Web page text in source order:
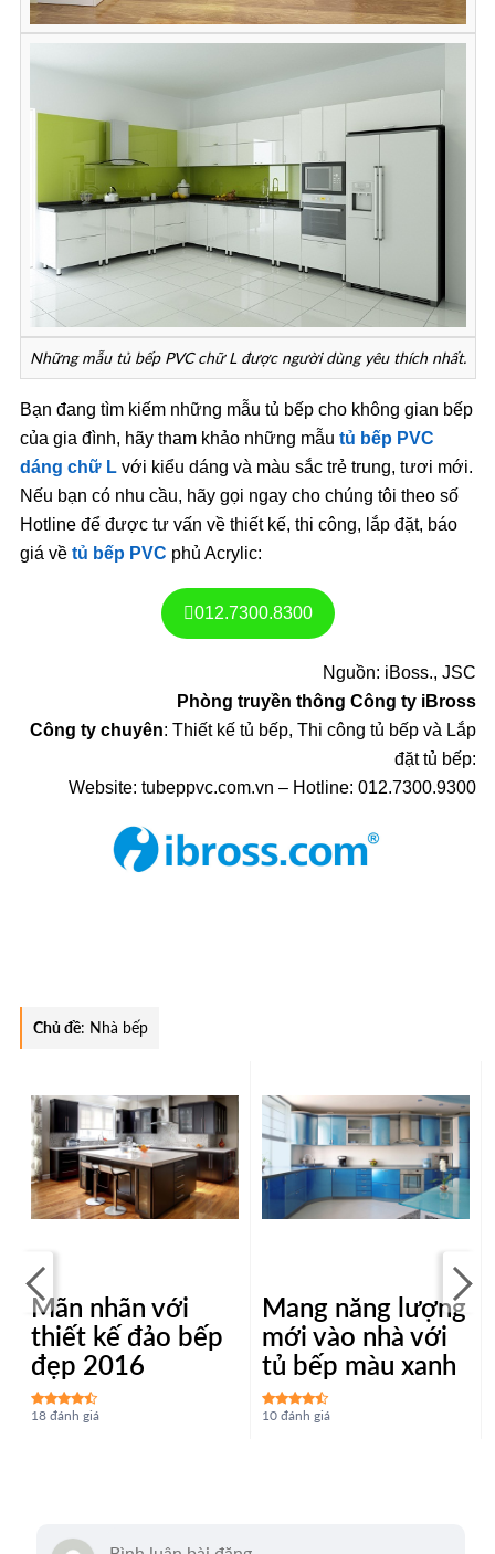
Những mẫu tủ bếp PVC chữ L được người dùng yêu thích nhất.
Bạn đang tìm kiếm những mẫu tủ bếp cho không gian bếp
của gia đình, hãy tham khảo những mẫu tủ bếp PVC
dáng chữ Lvới kiểu dáng và màu sắc trẻ trung, tươi mới.
Nếu bạn có nhu cầu, hãy gọi ngay cho chúng tôi theo số
Hotline để được tư vấn về thiết kế, thi công, lắp đặt, báo
giá về tủ bếp PVC phủ Acrylic:
012.7300.8300
Nguồn: iBoss., JSC
Phòng truyền thông Công ty iBross
Công ty chuyên: Thiết kế tủ bếp, Thi công tủ bếp và Lắp
đặt tủ bếp:
Website: tubeppvc.com.vn – Hotline: 012.7300.9300
Chủ đề: Nhà bếp
Mãn nhãn với
thiết kế đảo bếp
đẹp 2016
18 đánh giá
Mang năng lượng
mới vào nhà với
tủ bếp màu xanh
10 đánh giá